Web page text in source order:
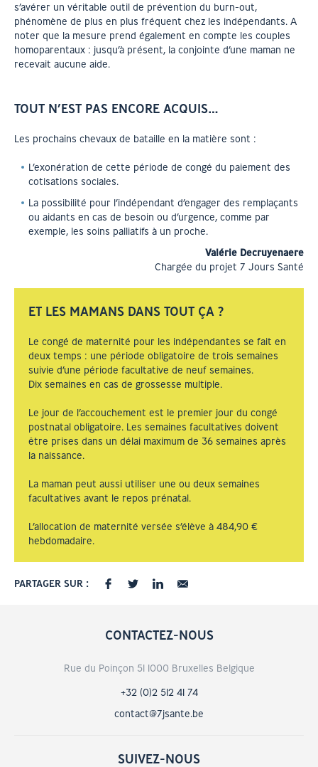
s’avérer un véritable outil de prévention du burn-out,
phénomène de plus en plus fréquent chez les indépendants. A
noter que la mesure prend également en compte les couples
homoparentaux : jusqu’à présent, la conjointe d’une maman ne
recevait aucune aide.
TOUT N’EST PAS ENCORE ACQUIS…
Les prochains chevaux de bataille en la matière sont :
L’exonération de cette période de congé du paiement des
cotisations sociales.
La possibilité pour l’indépendant d’engager des remplaçants
ou aidants en cas de besoin ou d’urgence, comme par
exemple, les soins palliatifs à un proche.
Valérie Decruyenaere
Chargée du projet 7 Jours Santé
ET LES MAMANS DANS TOUT ÇA ?
Le congé de maternité pour les indépendantes se fait en
deux temps : une période obligatoire de trois semaines
suivie d’une période facultative de neuf semaines.
Dix semaines en cas de grossesse multiple.
Le jour de l’accouchement est le premier jour du congé
postnatal obligatoire. Les semaines facultatives doivent
être prises dans un délai maximum de 36 semaines après
la naissance.
La maman peut aussi utiliser une ou deux semaines
facultatives avant le repos prénatal.
L’allocation de maternité versée s’élève à 484,90 €
hebdomadaire.
PARTAGER SUR :
CONTACTEZ-NOUS
Rue du Poinçon 51 1000 Bruxelles Belgique
+32 (0)2 512 41 74
contact@7jsante.be
SUIVEZ-NOUS